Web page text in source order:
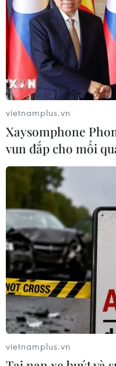
Chính phủ
lĩnh đối lập bị
07/06/2017 04:08
Ngoại trưởng
chính phủ đã đối thoại
López, người bị bắt
quân sự.
vietnamplus.vn
Xaysomphone
vun đắp cho mối
vietnamplus.vn